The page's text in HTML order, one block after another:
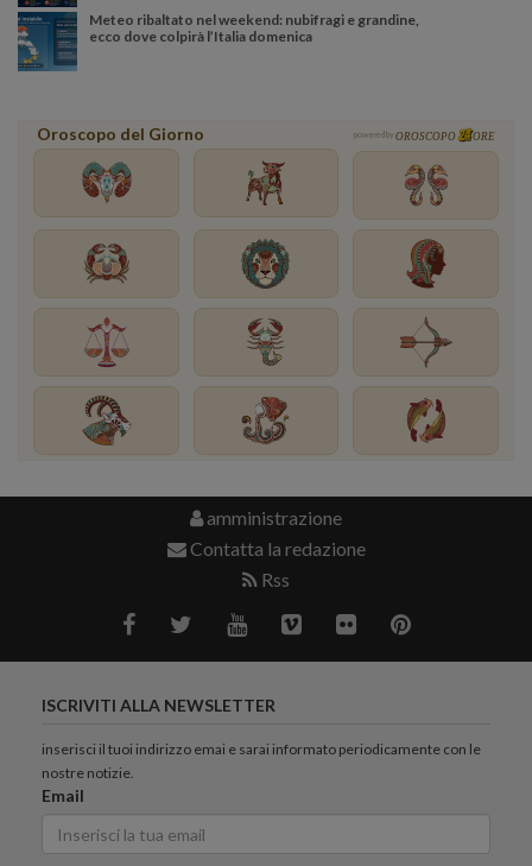
Meteo ribaltato nel weekend: nubifragi e grandine,
ecco dove colpirà l’Italia domenica
Oroscopo del Giorno powered by OROSCOPO ORE
amministrazione
Contatta la redazione
Rss
ISCRIVITI ALLA NEWSLETTER
inserisci il tuoi indirizzo emai e sarai informato periodicamente con le
nostre notizie.
Email